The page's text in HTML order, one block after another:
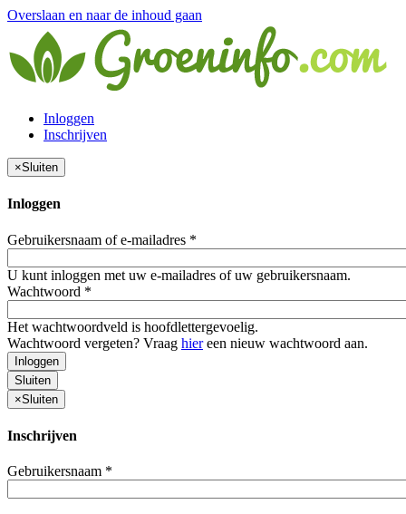
Overslaan en naar de inhoud gaan
Inloggen
Inschrijven
×Sluiten
Inloggen
Gebruikersnaam of e-mailadres *
U kunt inloggen met uw e-mailadres of uw gebruikersnaam.
Wachtwoord *
Het wachtwoordveld is hoofdlettergevoelig.
Wachtwoord vergeten? Vraag hiereen nieuw wachtwoord aan.
Inloggen
Sluiten
×Sluiten
Inschrijven
Gebruikersnaam *